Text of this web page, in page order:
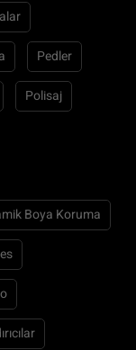
Pedler
Polisaj
Boya Koruma